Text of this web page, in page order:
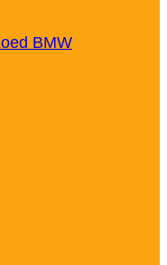
BMW